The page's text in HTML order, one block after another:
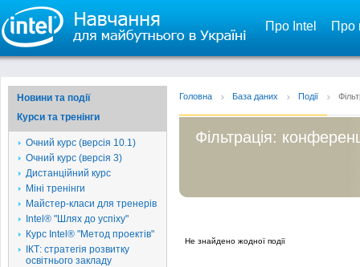
Про Intel Про
Новини та події
Курси та тренінги
Очний курс (версія 10.1)
Очний курс (версія 3)
Дистанційний курс
Міні тренінги
Майстер-класи для тренерів
Intel® "Шлях до успіху"
Курс Intel® "Метод проектів"
ІКТ: стратегія розвитку
освітнього закладу
Головна База даних Події
Фільтрація:
Не знайдено жодної події